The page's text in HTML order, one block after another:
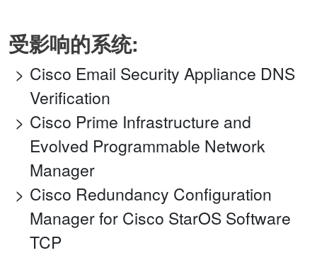
受影响的系统:
Cisco Email Security Appliance DNS
Verification
Cisco Prime Infrastructure and
Evolved Programmable Network
Manager
Cisco Redundancy Configuration
Manager for Cisco StarOS Software
TCP